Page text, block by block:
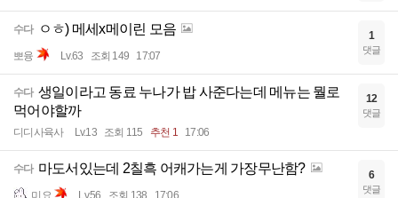
수다 ㅇㅎ) 메세x메이린 모음
뽀융 Lv.63 조회 149 17:07
1
댓글
수다 생일이라고 동료 누나가 밥 사준다는데 메뉴는 뭘로
먹어야할까
디디사육사 Lv.13 조회 115 추천 1 17:06
12
댓글
수다 마도서있는데 2칠흑 어캐가는게 가장무난함?
미요 Lv.56 조회 138 17:06
6
댓글